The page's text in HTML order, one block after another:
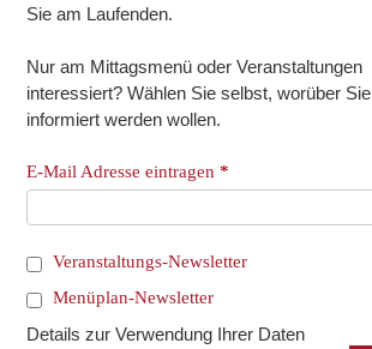
Sie am Laufenden.
Nur am Mittagsmenü oder Veranstaltungen
interessiert? Wählen Sie selbst, worüber Sie
informiert werden wollen.
E-Mail Adresse eintragen*
Veranstaltungs-Newsletter
Menüplan-Newsletter
Details zur Verwendung Ihrer Daten